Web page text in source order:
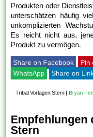
Produkten oder
unterschätzen häufig
unkomplizierten
Es reicht nicht aus,
Produkt zu vermögen.
Share on Facebook Pin
WhatsApp
Share on
Tribal Vorlagen Stern | Bryan
Empfehlungen
Stern